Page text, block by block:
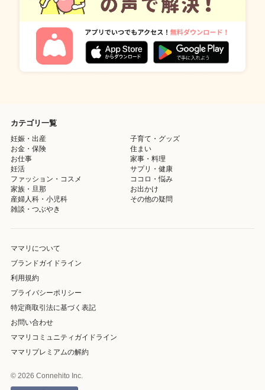
カテゴリ一覧
妊娠・出産
子育て・グッズ
お金・保険
住まい
お仕事
家事・料理
妊活
サプリ・健康
ファッション・コスメ
ココロ・悩み
家族・旦那
お出かけ
産婦人科・小児科
その他の疑問
雑談・つぶやき
ママリについて
ブランドガイドライン
利用規約
プライバシーポリシー
特定商取引法に基づく表記
お問い合わせ
ママリコミュニティガイドライン
ママリプレミアムの解約
© 2026 Connehito Inc.